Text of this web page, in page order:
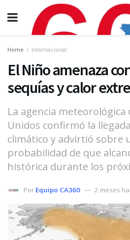
Home Internacional
El Niño amenaza
sequías y calor
La agencia meteorológica
Unidos confirmó la
climático y advirtió sobre
probabilidad de que
histórica durante los
Por Equipo CA360 2 meses